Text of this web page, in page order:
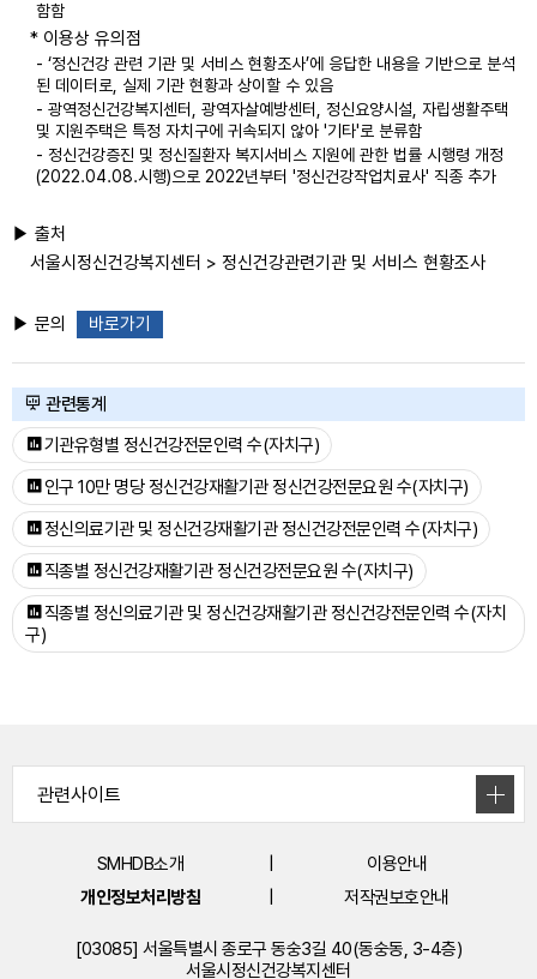
함함
* 이용상 유의점
- ‘정신건강 관련 기관 및 서비스 현황조사’에 응답한 내용을 기반으로 분석
된 데이터로, 실제 기관 현황과 상이할 수 있음
- 광역정신건강복지센터, 광역자살예방센터, 정신요양시설, 자립생활주택
및 지원주택은 특정 자치구에 귀속되지 않아 '기타'로 분류함
- 정신건강증진 및 정신질환자 복지서비스 지원에 관한 법률 시행령 개정
(2022.04.08.시행)으로 2022년부터 '정신건강작업치료사' 직종 추가
▶ 출처
서울시정신건강복지센터 > 정신건강관련기관 및 서비스 현황조사
▶ 문의 바로가기
관련통계
기관유형별 정신건강전문인력 수(자치구)
인구 10만 명당 정신건강재활기관 정신건강전문요원 수(자치구)
정신의료기관 및 정신건강재활기관 정신건강전문인력 수(자치구)
직종별 정신건강재활기관 정신건강전문요원 수(자치구)
직종별 정신의료기관 및 정신건강재활기관 정신건강전문인력 수(자치
구)
SMHDB소개
이용안내
개인정보처리방침
저작권보호안내
[03085] 서울특별시 종로구 동숭3길 40(동숭동, 3-4층)
서울시정신건강복지센터